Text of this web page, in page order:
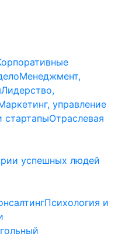
Менеджмент,
Лидерство,
управление
стартапыОтраслевая
успешных людей
Психология и